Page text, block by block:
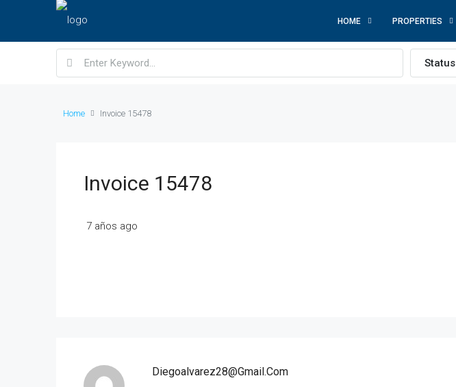
HOME PROPERTIES
Status
Home Invoice 15478
Invoice 15478
7 años ago
Diegoalvarez28@gmail.com